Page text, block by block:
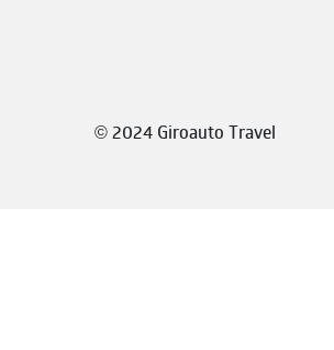
©2024 Giroauto Travel